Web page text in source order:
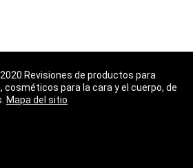
Revisiones de productos para
cosméticos para la cara y el cuerpo, de
Mapa del sitio